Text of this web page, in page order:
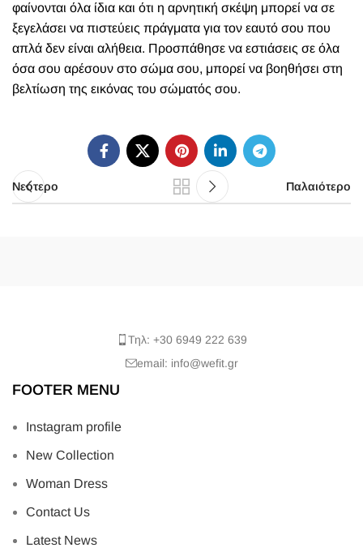
φαίνονται όλα ίδια και ότι η αρνητική σκέψη μπορεί να σε
ξεγελάσει να πιστεύεις πράγματα για τον εαυτό σου που
απλά δεν είναι αλήθεια. Προσπάθησε να εστιάσεις σε όλα
όσα σου αρέσουν στο σώμα σου, μπορεί να βοηθήσει στη
βελτίωση της εικόνας του σώματός σου.
Νεότερο Παλαιότερο
Τηλ: +30 6949 222 639
email: info@wefit.gr
FOOTER MENU
Instagram profile
New Collection
Woman Dress
Contact Us
Latest News